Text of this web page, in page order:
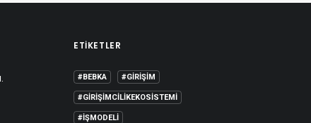
ETIKETLER
#BEBKA #GIRIŞIM
#GIRIŞIMCILIKEKOSISTEMI
#IŞMODELI